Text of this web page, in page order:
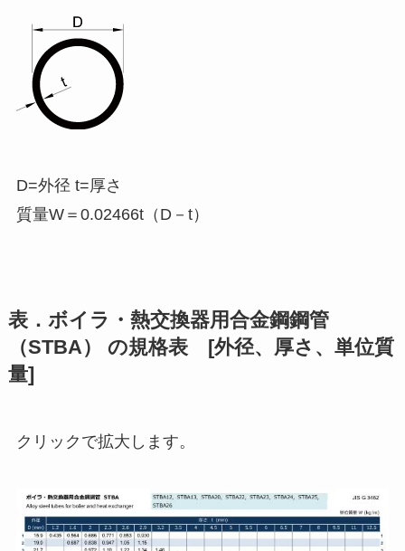
D=外径 t=厚さ
質量W＝0.02466t（D－t）
表．ボイラ・熱交換器用合金鋼鋼管
（STBA） の規格表 [外径、厚さ、単位質
量]
クリックで拡大します。